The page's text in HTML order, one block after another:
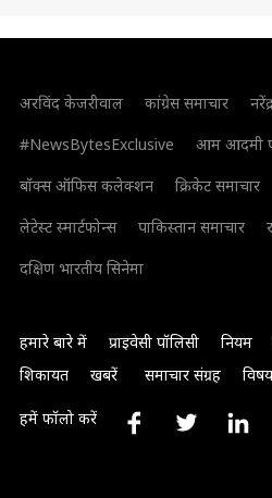
अरविंद केजरीवाल कांग्रेस समाचार
#NewsBytesExclusive
आम आदमी
बॉक्स ऑफिस कलेक्शन
क्रिकेट समाचार
लेटेस्ट स्मार्टफोन्स
पाकिस्तान समाचार
दक्षिण भारतीय सिनेमा
हमारे बारे में प्राइवेसी पॉलिसी नियम
शिकायत
खबरें समाचार संग्रह
हमें फॉलो करें